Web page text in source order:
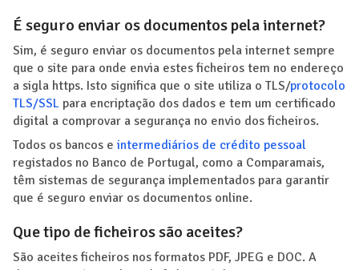
É seguro enviar os documentos pela internet?
Sim, é seguro enviar os documentos pela internet sempre
que o site para onde envia estes ficheiros tem no endereço
a sigla https. Isto significa que o site utiliza o TLS/protocolo
TLS/SSL para encriptação dos dados e tem um certificado
digital a comprovar a segurança no envio dos ficheiros.
Todos os bancos e intermediários de crédito pessoal
registados no Banco de Portugal, como a Comparamais,
têm sistemas de segurança implementados para garantir
que é seguro enviar os documentos online.
Que tipo de ficheiros são aceites?
São aceites ficheiros nos formatos PDF, JPEG e DOC. A